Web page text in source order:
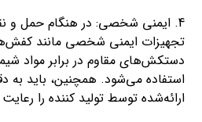
4. ایمنی شخصی: در هنگام حمل و
تجهیزات ایمنی شخصی مانند
دستکش‌های مقاوم در برابر مواد
استفاده می‌شود. همچنین، باید به
ارائه‌شده توسط تولید کننده را